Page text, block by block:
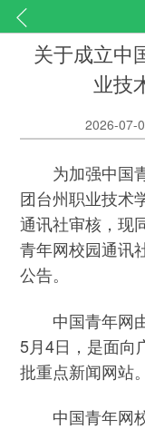
关于成立中
业技
2026-07-
为加强中国青
团台州职业技术
通讯社审核，现
青年网校园通讯
公告。
中国青年网由
5月4日，是面向
批重点新闻网站。
中国青年网校